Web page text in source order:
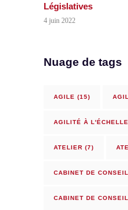
Législatives
4 juin 2022
Nuage de tags
AGILE (15)
AGILITÉ À L'ÉCHELLE
ATELIER (7)
CABINET DE CONSEIL
CABINET DE